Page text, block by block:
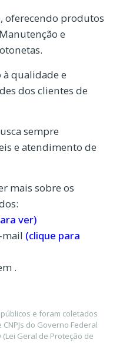
oferecendo produtos
e
qualidade e
dos clientes de
sempre
e atendimento de
mais sobre os
ver)
mail (clique para
.
e foram coletados
do Governo Federal
Geral de Proteção de